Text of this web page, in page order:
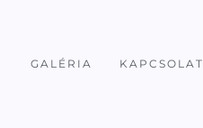
GALÉRIA KAPCSOLAT